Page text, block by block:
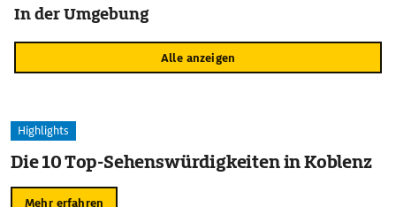
In der Umgebung
Alle anzeigen
Highlights
Die 10 Top-Sehenswürdigkeiten in Koblenz
Mehr erfahren